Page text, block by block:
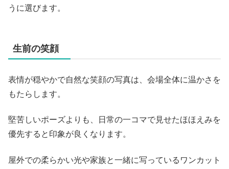
うに選びます。
生前の笑顔
表情が穏やかで自然な笑顔の写真は、会場全体に温かさを
もたらします。
堅苦しいポーズよりも、日常の一コマで見せたほほえみを
優先すると印象が良くなります。
屋外での柔らかい光や家族と一緒に写っているワンカット